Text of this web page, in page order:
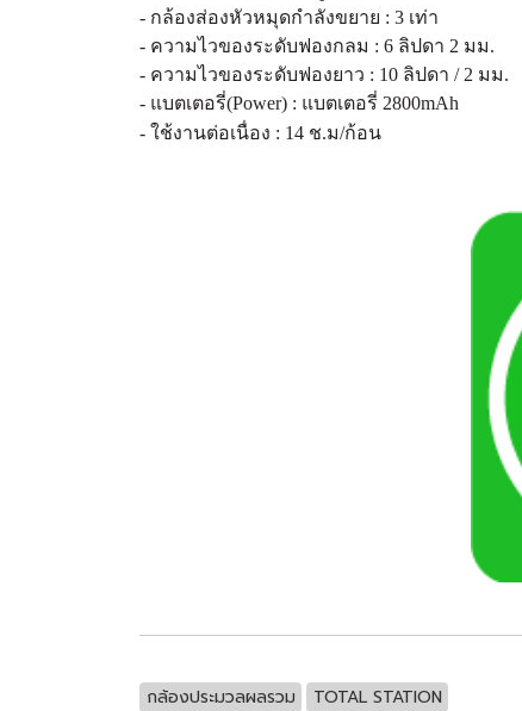
- กล้องส่องหัวหมุดกำลังขยาย : 3 เท่า
- ความไวของระดับฟองกลม : 6 ลิปดา 2 มม.
- ความไวของระดับฟองยาว : 10 ลิปดา / 2 มม.
- แบตเตอรี่(Power) : แบตเตอรี่ 2800mAh
- ใช้งานต่อเนื่อง : 14 ช.ม/ก้อน
กล้องประมวลผลรวม TOTAL STATION